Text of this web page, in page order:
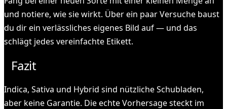
und notiere, wie sie wirkt. Über ein paar Versuche baust
du dir ein verlässliches eigenes Bild auf — und das
schlägt jedes vereinfachte Etikett.
Fazit
Indica, Sativa und Hybrid sind nützliche Schubladen,
aber keine Garantie. Die echte Vorhersage steckt im